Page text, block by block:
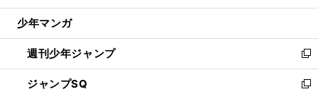
ウ
開
く
少年マンガ
週刊少年ジャンプ
新
し
い
ジャンプSQ
新